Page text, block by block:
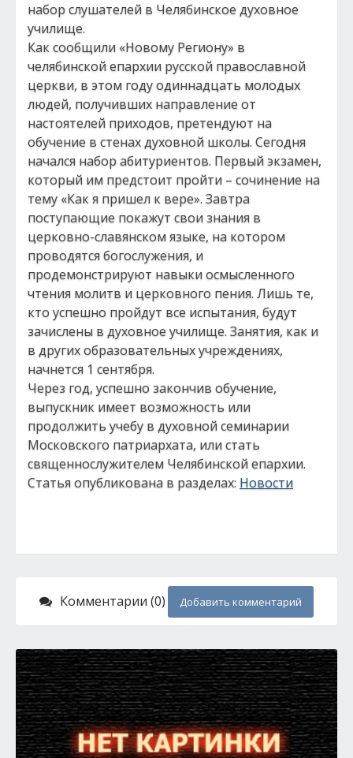
набор слушателей в Челябинское духовное
училище.
Как сообщили «Новому Региону» в
челябинской епархии русской православной
церкви, в этом году одиннадцать молодых
людей, получивших направление от
настоятелей приходов, претендуют на
обучение в стенах духовной школы. Сегодня
начался набор абитуриентов. Первый экзамен,
который им предстоит пройти – сочинение на
тему «Как я пришел к вере». Завтра
поступающие покажут свои знания в
церковно-славянском языке, на котором
проводятся богослужения, и
продемонстрируют навыки осмысленного
чтения молитв и церковного пения. Лишь те,
кто успешно пройдут все испытания, будут
зачислены в духовное училище. Занятия, как и
в других образовательных учреждениях,
начнется 1 сентября.
Через год, успешно закончив обучение,
выпускник имеет возможность или
продолжить учебу в духовной семинарии
Московского патриархата, или стать
священнослужителем Челябинской епархии.
Статья опубликована в разделах: Новости
Комментарии (0) Добавить комментарий